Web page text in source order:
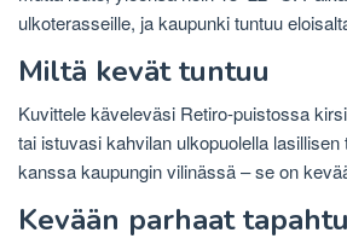
ulkoterasseille, ja kaupunki tuntuu
Miltä kevät tuntuu
Kuvittele käveleväsi Retiro-puistossa
tai istuvasi kahvilan ulkopuolella lasillisen
kanssa kaupungin vilinässä – se on
Kevään parhaat